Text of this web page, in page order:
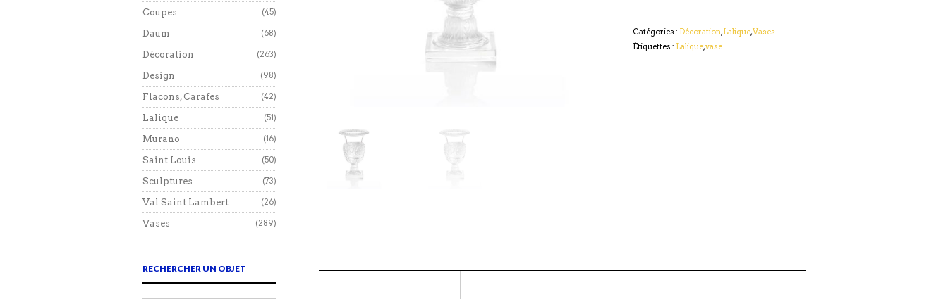
Catégories : Décoration,Lalique,Vases
Étiquettes : Lalique,vase
Coupes (45)
Daum (68)
Décoration (263)
Design (98)
Flacons, Carafes (42)
Lalique (51)
Murano (16)
Saint Louis (50)
Sculptures (73)
Val Saint Lambert (26)
Vases (289)
RECHERCHER UN OBJET